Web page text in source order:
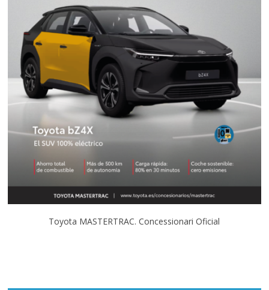
Toyota MASTERTRAC. Concessionari Oficial